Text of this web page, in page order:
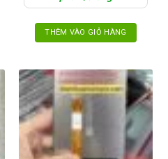
THÊM VÀO GIỎ HÀNG